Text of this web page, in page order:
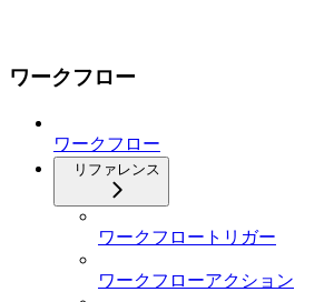
ワークフロー
ワークフロー
リファレンス
ワークフロートリガー
ワークフローアクション